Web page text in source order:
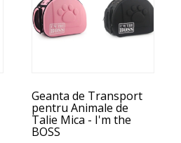
Geanta de Transport
pentru Animale de
Talie Mica - I'm the
BOSS
mai
multe
fi
alese
în